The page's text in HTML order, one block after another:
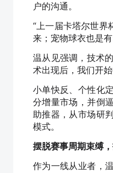
户的沟通。
“上一届卡塔尔世界
来；宠物球衣也是
温从见强调，技术
术出现后，我们开
小单快反、个性化
分增量市场，并倒
助推器，从市场研
模式。
摆脱赛事周期束缚
作为一线从业者，